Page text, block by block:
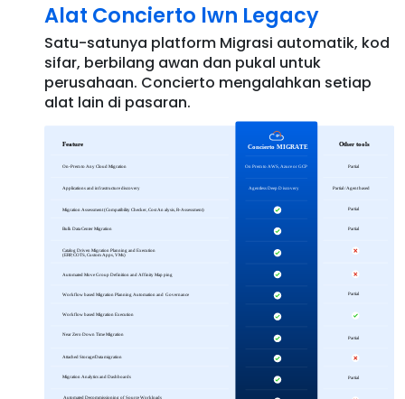
Alat Concierto lwn Legacy
Satu-satunya platform Migrasi automatik, kod
sifar, berbilang awan dan pukal untuk
perusahaan. Concierto mengalahkan setiap
alat lain di pasaran.